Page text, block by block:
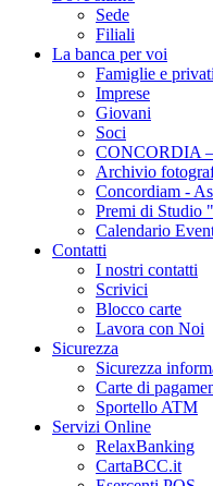
Sede
Filiali
La banca per voi
Famiglie e privati
Imprese
Giovani
Soci
CONCORDIA
Archivio
Concordiam -
Premi di Studio
Calendario
Contatti
I nostri contatti
Scrivici
Blocco carte
Lavora con Noi
Sicurezza
Sicurezza
Carte di
Sportello ATM
Servizi Online
RelaxBanking
CartaBCC.it